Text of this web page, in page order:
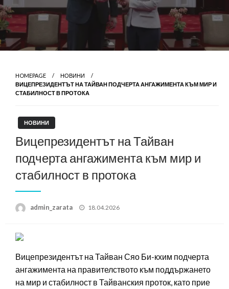
HOMEPAGE
НОВИНИ
ВИЦЕПРЕЗИДЕНТЪТ НА ТАЙВАН ПОДЧЕРТА АНГАЖИМЕНТА КЪМ МИР И
СТАБИЛНОСТ В ПРОТОКА
НОВИНИ
Вицепрезидентът на Тайван
подчерта ангажимента към мир и
стабилност в протока
admin_zarata
Posted
18.04.2026
Вицепрезидентът на Тайван Сяо Би-кхим подчерта
ангажимента на правителството към поддържането
на мир и стабилност в Тайванския проток, като прие